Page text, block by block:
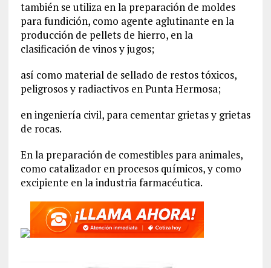
también se utiliza en la preparación de moldes
para fundición, como agente aglutinante en la
producción de pellets de hierro, en la
clasificación de vinos y jugos;
así como material de sellado de restos tóxicos,
peligrosos y radiactivos en Punta Hermosa;
en ingeniería civil, para cementar grietas y grietas
de rocas.
En la preparación de comestibles para animales,
como catalizador en procesos químicos, y como
excipiente en la industria farmacéutica.